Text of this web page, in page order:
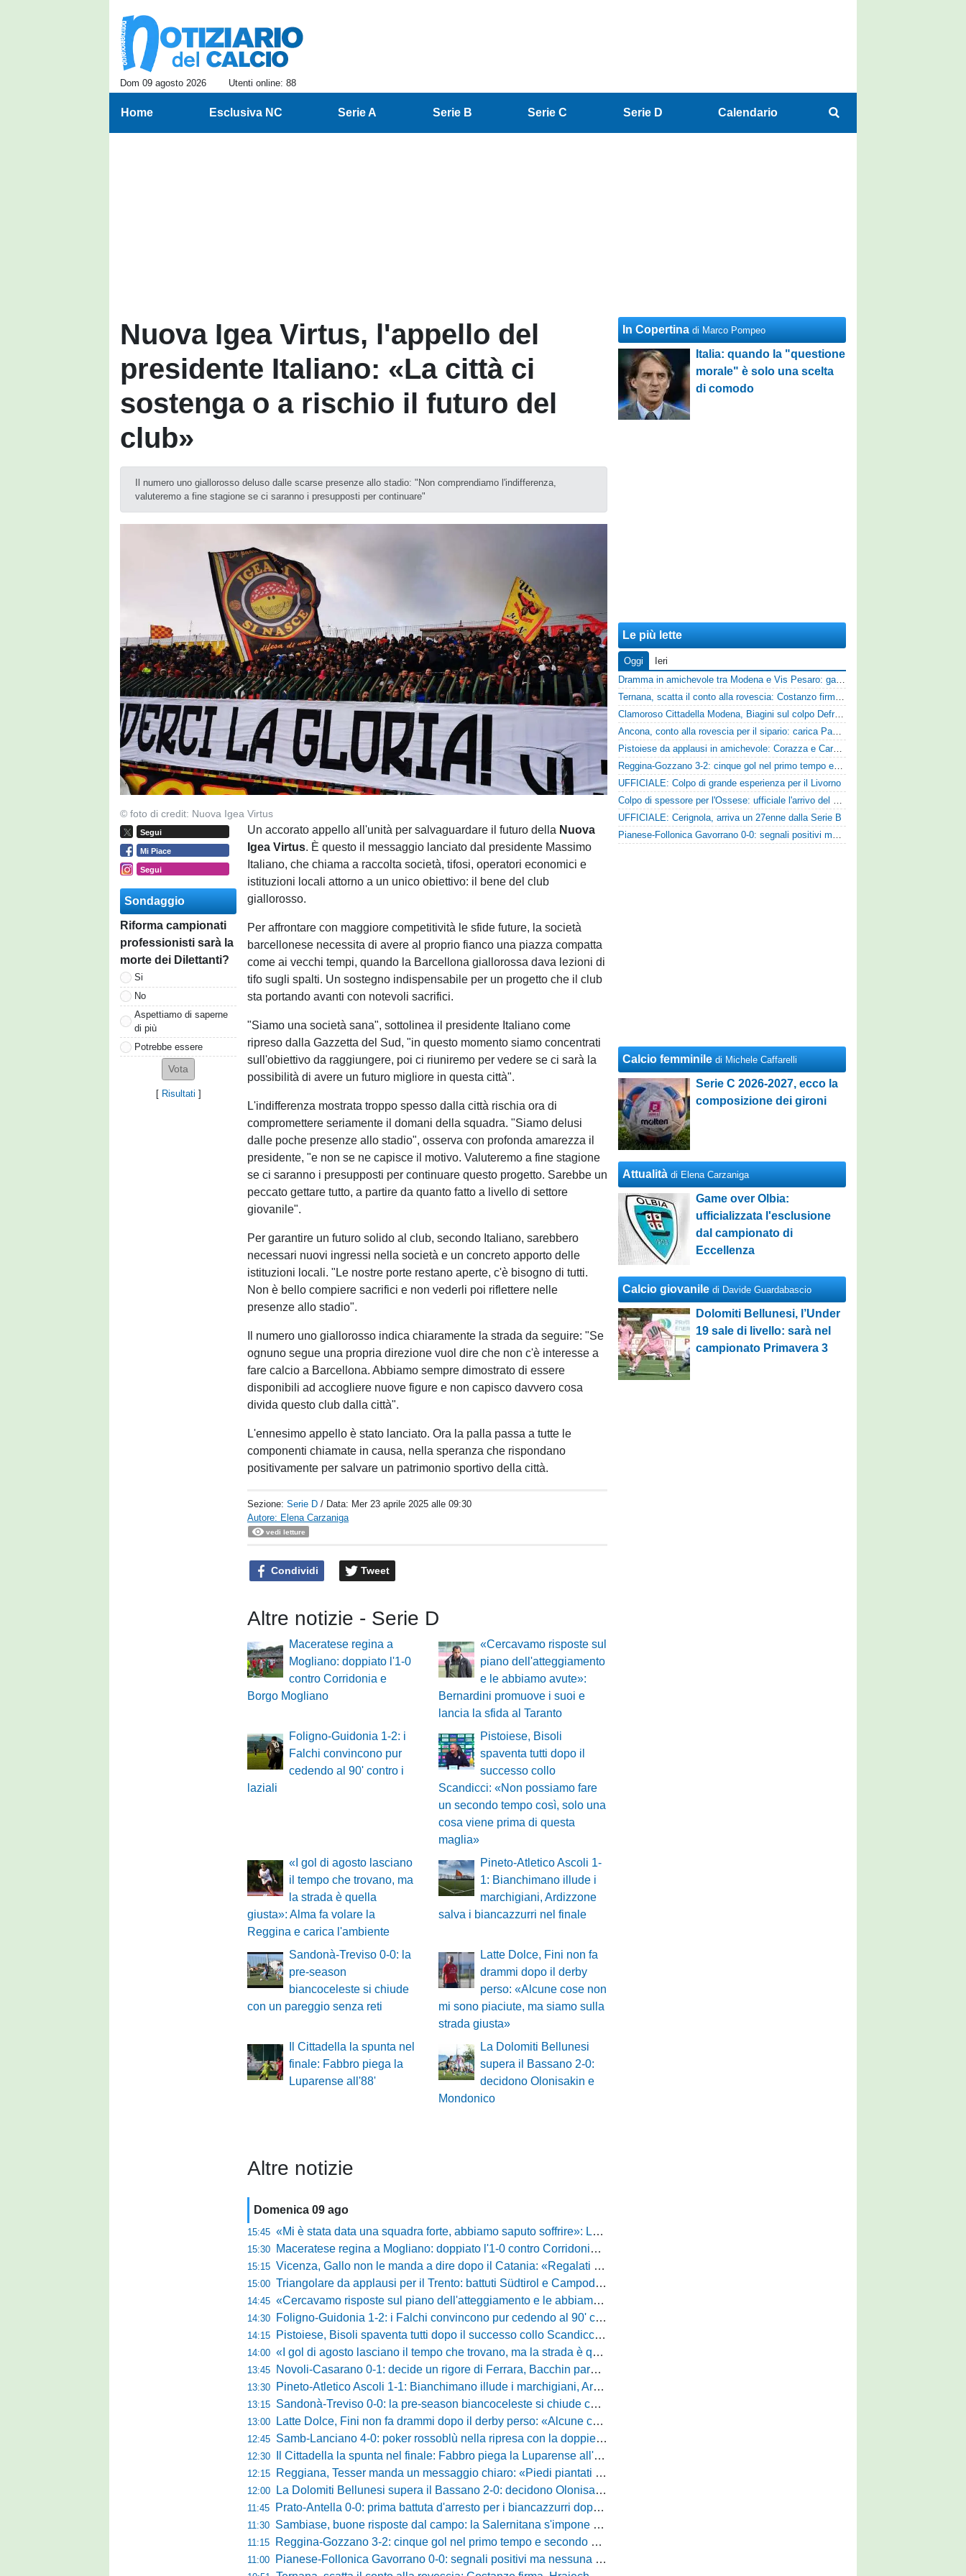
Dom 09 agosto 2026 Utenti online: 88
Home Esclusiva NC Serie A Serie B Serie C Serie D Calendario
Nuova Igea Virtus, l'appello del
presidente Italiano: «La città ci
sostenga o a rischio il futuro del
club»
Il numero uno giallorosso deluso dalle scarse presenze allo stadio: "Non comprendiamo l'indifferenza,
valuteremo a fine stagione se ci saranno i presupposti per continuare"
© foto di credit: Nuova Igea Virtus
Segui
Mi Piace
Segui
Sondaggio
Riforma campionati
professionisti sarà la
morte dei Dilettanti?
Si
No
Aspettiamo di saperne
di più
Potrebbe essere
[ Risultati ]
Un accorato appello all'unità per salvaguardare il futuro della Nuova
Igea Virtus. È questo il messaggio lanciato dal presidente Massimo
Italiano, che chiama a raccolta società, tifosi, operatori economici e
istituzioni locali attorno a un unico obiettivo: il bene del club
giallorosso.
Per affrontare con maggiore competitività le sfide future, la società
barcellonese necessita di avere al proprio fianco una piazza compatta
come ai vecchi tempi, quando la Barcellona giallorossa dava lezioni di
tifo sugli spalti. Un sostegno indispensabile per un progetto che il club
sta portando avanti con notevoli sacrifici.
"Siamo una società sana", sottolinea il presidente Italiano come
ripreso dalla Gazzetta del Sud, "in questo momento siamo concentrati
sull'obiettivo da raggiungere, poi ci riuniremo per vedere se ci sarà la
possibilità di avere un futuro migliore in questa città".
L'indifferenza mostrata troppo spesso dalla città rischia ora di
compromettere seriamente il domani della squadra. "Siamo delusi
dalle poche presenze allo stadio", osserva con profonda amarezza il
presidente, "e non se ne capisce il motivo. Valuteremo a fine stagione
se ci saranno i presupposti per continuare questo progetto. Sarebbe un
peccato gettare tutto, a partire da quanto fatto a livello di settore
giovanile".
Per garantire un futuro solido al club, secondo Italiano, sarebbero
necessari nuovi ingressi nella società e un concreto apporto delle
istituzioni locali. "Le nostre porte restano aperte, c'è bisogno di tutti.
Non è bello compiere sacrifici e non vederli poi riflettere nelle
presenze allo stadio".
Il numero uno giallorosso indica chiaramente la strada da seguire: "Se
ognuno segue una propria direzione vuol dire che non c'è interesse a
fare calcio a Barcellona. Abbiamo sempre dimostrato di essere
disponibili ad accogliere nuove figure e non capisco davvero cosa
divida questo club dalla città".
L'ennesimo appello è stato lanciato. Ora la palla passa a tutte le
componenti chiamate in causa, nella speranza che rispondano
positivamente per salvare un patrimonio sportivo della città.
Sezione:Serie D / Data: Mer 23 aprile 2025 alle 09:30
Autore: Elena Carzaniga
vedi letture
Condividi Tweet
Altre notizie - Serie D
Maceratese regina a
Mogliano: doppiato l'1-0
contro Corridonia e
Borgo Mogliano
«Cercavamo risposte sul
piano dell'atteggiamento
e le abbiamo avute»:
Bernardini promuove i suoi e
lancia la sfida al Taranto
Foligno-Guidonia 1-2: i
Falchi convincono pur
cedendo al 90' contro i
laziali
Pistoiese, Bisoli
spaventa tutti dopo il
successo collo
Scandicci: «Non possiamo fare
un secondo tempo così, solo una
cosa viene prima di questa
maglia»
«I gol di agosto lasciano
il tempo che trovano, ma
la strada è quella
giusta»: Alma fa volare la
Reggina e carica l'ambiente
Pineto-Atletico Ascoli 1-
1: Bianchimano illude i
marchigiani, Ardizzone
salva i biancazzurri nel finale
Sandonà-Treviso 0-0: la
pre-season
biancoceleste si chiude
con un pareggio senza reti
Latte Dolce, Fini non fa
drammi dopo il derby
perso: «Alcune cose non
mi sono piaciute, ma siamo sulla
strada giusta»
Il Cittadella la spunta nel
finale: Fabbro piega la
Luparense all'88'
La Dolomiti Bellunesi
supera il Bassano 2-0:
decidono Olonisakin e
Mondonico
Altre notizie
Domenica 09 ago
15:45 «Mi è stata data una squadra forte, abbiamo saputo soffrire»: Longo esulta per il successo del Catania
15:30 Maceratese regina a Mogliano: doppiato l'1-0 contro Corridonia e Borgo Mogliano
15:15 Vicenza, Gallo non le manda a dire dopo il Catania: «Regalati troppi palloni, Claiton ha calciato un pessimo rigore»
15:00 Triangolare da applausi per il Trento: battuti Südtirol e Campodarsego, Tabbiani sorride
14:45 «Cercavamo risposte sul piano dell'atteggiamento e le abbiamo avute»: Bernardini promuove i suoi e lancia la sfida al Taranto
14:30 Foligno-Guidonia 1-2: i Falchi convincono pur cedendo al 90' contro i laziali
14:15 Pistoiese, Bisoli spaventa tutti dopo il successo collo Scandicci: «Non possiamo fare un secondo tempo così, solo una cosa viene prima di questa maglia»
14:00 «I gol di agosto lasciano il tempo che trovano, ma la strada è quella giusta»: Alma fa volare la Reggina e carica l'ambiente
13:45 Novoli-Casarano 0-1: decide un rigore di Ferrara, Bacchin para un penalty nel primo tempo
13:30 Pineto-Atletico Ascoli 1-1: Bianchimano illude i marchigiani, Ardizzone salva i biancazzurri nel finale
13:15 Sandonà-Treviso 0-0: la pre-season biancoceleste si chiude con un pareggio senza reti
13:00 Latte Dolce, Fini non fa drammi dopo il derby perso: «Alcune cose non mi sono piaciute, ma siamo sulla strada giusta»
12:45 Samb-Lanciano 4-0: poker rossoblù nella ripresa con la doppietta di Faggioli e i gol di Candellori e Perrotta
12:30 Il Cittadella la spunta nel finale: Fabbro piega la Luparense all'88'
12:15 Reggiana, Tesser manda un messaggio chiaro: «Piedi piantati a terra, ma la crescita è evidente»
12:00 La Dolomiti Bellunesi supera il Bassano 2-0: decidono Olonisakin e Mondonico
11:45 Prato-Antella 0-0: prima battuta d'arresto per i biancazzurri dopo tre successi
11:30 Sambiase, buone risposte dal campo: la Salernitana s'impone di misura 2-1
11:15 Reggina-Gozzano 3-2: cinque gol nel primo tempo e secondo successo per la squadra di Marchionni
11:00 Pianese-Follonica Gavorrano 0-0: segnali positivi ma nessuna rete nell'ultimo collaudo
In Copertina di Marco Pompeo
Italia: quando la "questione
morale" è solo una scelta
di comodo
Le più lette
Oggi
Ieri
Dramma in amichevole tra Modena e Vis Pesaro: gara sospesa per il grave infortunio di Sersanti
Ternana, scatta il conto alla rovescia: Costanzo firma, Hraiech vicino e nel pomeriggio c'è l'amichevole
Clamoroso Cittadella Modena, Biagini sul colpo Defrel: «Per noi rappresenta un sogno, a volte si realizzano»
Ancona, conto alla rovescia per il sipario: carica Pandolfi e risposta da record degli abbonati
Pistoiese da applausi in amichevole: Corazza e Cardelli piegano lo Scandicci per 1-0
Reggina-Gozzano 3-2: cinque gol nel primo tempo e secondo successo per la squadra di Marchionni
UFFICIALE: Colpo di grande esperienza per il Livorno
Colpo di spessore per l'Ossese: ufficiale l'arrivo del difensore Riccardo Idda
UFFICIALE: Cerignola, arriva un 27enne dalla Serie B
Pianese-Follonica Gavorrano 0-0: segnali positivi ma nessuna rete nell'ultimo collaudo
Calcio femminile di Michele Caffarelli
Serie C 2026-2027, ecco la
composizione dei gironi
Attualità di Elena Carzaniga
Game over Olbia:
ufficializzata l'esclusione
dal campionato di
Eccellenza
Calcio giovanile di Davide Guardabascio
Dolomiti Bellunesi, l’Under
19 sale di livello: sarà nel
campionato Primavera 3